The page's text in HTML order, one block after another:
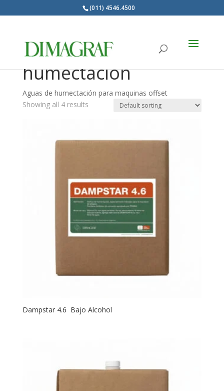
(011) 4546.4500
Aguas de
humectación
Aguas de humectación para maquinas offset
Showing all 4 results
Dampstar 4.6 Bajo Alcohol